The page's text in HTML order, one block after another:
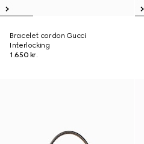
Bracelet cordon Gucci
Interlocking
1.650 kr.